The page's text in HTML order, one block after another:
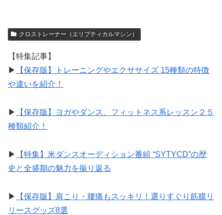
クロストレーナー（エリプティカルマシン）
【特集記事】
▶︎
【保存版】トレーニングやエクササイズ 15種類の特徴
や違いを紹介！
▶︎
【保存版】ヨガやダンス、フィットネス系レッスン２５
種類紹介！
▶︎
【特集】米ダンスオーディション番組 “SYTYCD”の歴
史と全盛期の魅力を振り返る
▶︎
【保存版】肩こり・腰痛もスッキリ！選りすぐり筋膜リ
リースグッズ8選